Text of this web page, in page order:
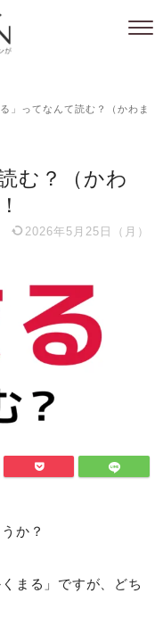
る」ってなんて読む？（かわま
む？（かわ
2026年5月25日（月）
か？
まる」ですが、どち